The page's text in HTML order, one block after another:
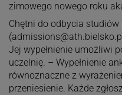
zimowego nowego roku
Chętni do odbycia studiów
(admissions@ath.bielsko.pl
Jej wypełnienie umożliwi
uczelnię. – Wypełnienie
równoznaczne z
przeniesienie. Każde